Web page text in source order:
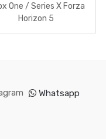
One / Series X Forza
Horizon 5
Whatsapp